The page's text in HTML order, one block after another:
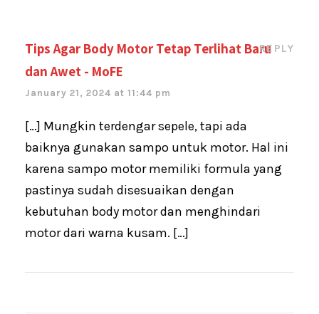
Tips Agar Body Motor Tetap Terlihat Baru
dan Awet - MoFE
January 21, 2024 at 11:44 pm
REPLY
[…] Mungkin terdengar sepele, tapi ada
baiknya gunakan sampo untuk motor. Hal ini
karena sampo motor memiliki formula yang
pastinya sudah disesuaikan dengan
kebutuhan body motor dan menghindari
motor dari warna kusam. […]